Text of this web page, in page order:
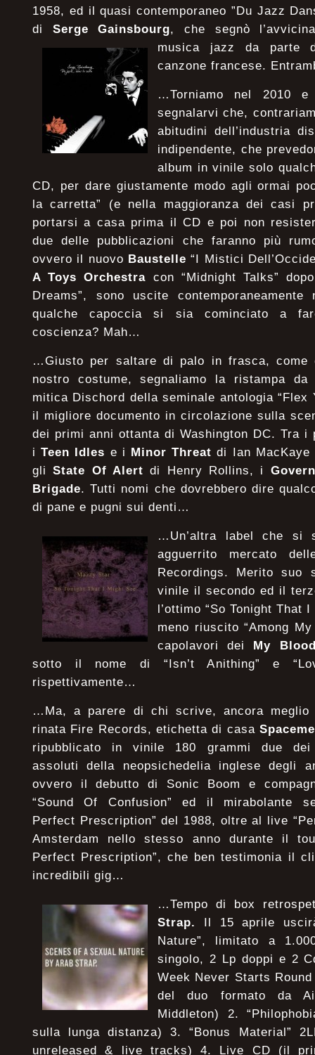
1958, ed il quasi contemporaneo ”Du Jazz
di Serge Gainsbourg, che segnò
musica jazz da parte
canzone francese.
…Torniamo nel 2010
segnalarvi che,
abitudini dell’industria
indipendente, che
album in vinile solo
CD, per dare giustamente modo agli ormai
la carretta” (e nella maggioranza dei casi
portarsi a casa prima il CD e poi non
due delle pubblicazioni che faranno più
ovvero il nuovo Baustelle “I Mistici
A Toys Orchestra con “Midnight Talks”
Dreams”, sono uscite
qualche capoccia si sia cominciato a
coscienza? Mah…
…Giusto per saltare di palo in frasca, come
nostro costume, segnaliamo la ristampa da
mitica Dischord della seminale antologia “Flex
il migliore documento in circolazione sulla
dei primi anni ottanta di Washington DC. Tra i
iTeen Idles e i Minor Threat di Ian MacKaye
gliState Of Alert di Henry Rollins, i
Brigade. Tutti nomi che dovrebbero dire
di pane e pugni sui denti…
…Un’altra label che si
agguerrito mercato
Recordings. Merito suo
vinile il secondo ed il
l’ottimo “So Tonight That
meno riuscito “Among
capolavori dei My
sotto il nome di “Isn’t Anithing” e
rispettivamente…
…Ma, a parere di chi scrive, ancora
rinata Fire Records, etichetta di casa
ripubblicato in vinile 180 grammi due dei
assoluti della neopsichedelia inglese degli
ovvero il debutto di Sonic Boom e
“Sound Of Confusion” ed il mirabolante
Perfect Prescription” del 1988, oltre al live
Amsterdam nello stesso anno durante il
Perfect Prescription”, che ben testimonia il
incredibili gig…
…Tempo di box
Strap. Il 15 aprile
Nature”, limitato a
singolo, 2 Lp doppi e 2
Week Never Starts
del duo formato da
Middleton) 2.
sulla lunga distanza) 3. “Bonus Material”
unreleased & live tracks) 4. Live CD (il